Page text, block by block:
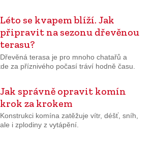
Léto se kvapem blíží. Jak
připravit na sezonu dřevěnou
terasu?
Dřevěná terasa je pro mnoho chatařů a
za příznivého počasí tráví hodně času.
Jak správně opravit komín
krok za krokem
Konstrukci komína zatěžuje vítr, déšť, sníh,
ale i zplodiny z vytápění.